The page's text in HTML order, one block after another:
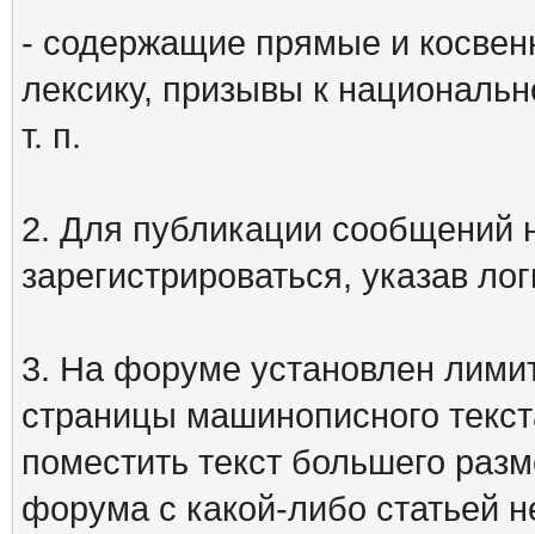
- содержащие прямые и
лексику, призывы к
т. п.
2. Для публикации сообщений
зарегистрироваться, указав
3. На форуме установлен
страницы машинописного
поместить текст большего
форума с какой-либо статьей